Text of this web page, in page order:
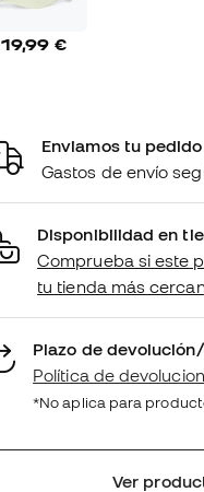
19,99 €
Enviamos tu
Gastos de envío
Disponibilidad en
Comprueba si este
tu tienda más
Plazo de
Política de
*No aplica para
Ver